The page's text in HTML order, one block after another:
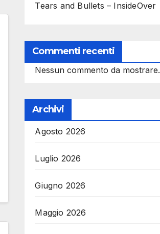
Tears and Bullets – InsideOver
Commenti recenti
Nessun commento da mostrare.
Archivi
Agosto 2026
Luglio 2026
Giugno 2026
Maggio 2026